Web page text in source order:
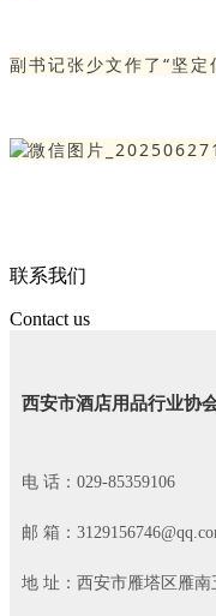
副书记张少文作了“坚
联系我们
Contact us
西安市酒店用品行业协
电 话：029-85359106
邮 箱：
地 址：西安市雁塔区雁